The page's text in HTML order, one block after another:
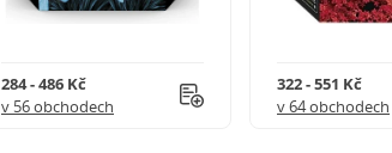
284 - 486 Kč
v 56 obchodech
322 - 551 Kč
v 64 obchodech